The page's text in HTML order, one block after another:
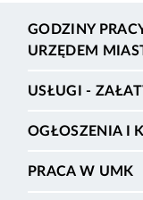
GODZINY
URZĘDEM
USŁUGI -
OGŁOSZENIA I
PRACA W UMK